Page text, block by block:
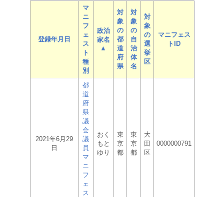
登録年月日
マ
ニ
フ
ェ
ス
ト
種
別
政治
家名
▲
対
象
の
都
道
府
県
対
象
の
自
治
体
名
対
象
の
選
挙
区
マニフェス
トID
2021年6月29
日
都
道
府
県
議
会
議
員
マ
ニ
フ
ェ
ス
おく
もと
ゆり
東
京
都
東
京
都
大
田
区
0000000791